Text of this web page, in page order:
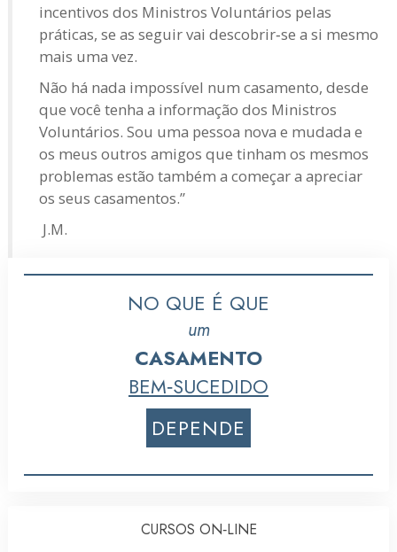
incentivos dos Ministros Voluntários pelas
práticas, se as seguir vai descobrir‑se a si mesmo
mais uma vez.
Não há nada impossível num casamento, desde
que você tenha a informação dos Ministros
Voluntários. Sou uma pessoa nova e mudada e
os meus outros amigos que tinham os mesmos
problemas estão também a começar a apreciar
os seus casamentos.”
J.M.
NO QUE É QUE
um
CASAMENTO
BEM‑SUCEDIDO
DEPENDE
CURSOS ON‑LINE